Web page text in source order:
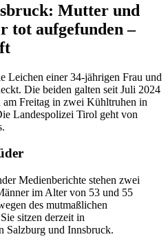
Mutter und
tot aufgefunden –
Leichen einer 34-jährigen Frau und
Die beiden galten seit Juli 2024
Freitag in zwei Kühltruhen in
Landespolizei Tirol geht von
Medienberichte stehen zwei
im Alter von 53 und 55
des mutmaßlichen
sitzen derzeit in
Salzburg und Innsbruck.